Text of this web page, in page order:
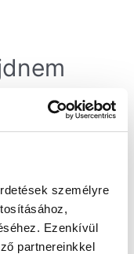
személyre
Ezenkívül
partnereinkkel
foglalkozunk vele,
terhet
azért mert azt sem